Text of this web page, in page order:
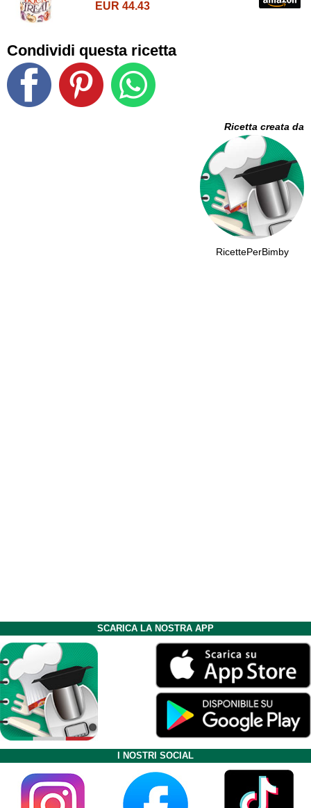
EUR 44.43
Condividi questa ricetta
Ricetta creata da
RicettePerBimby
SCARICA LA NOSTRA APP
I NOSTRI SOCIAL